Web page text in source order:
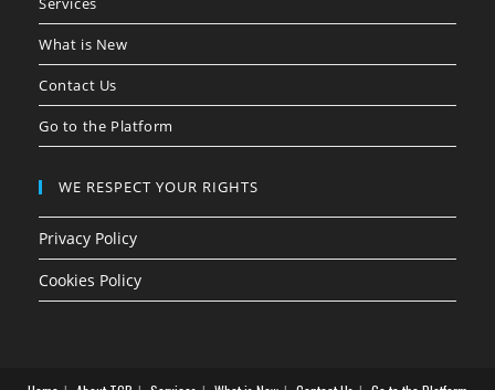
What is New
Contact Us
Go to the Platform
WE RESPECT YOUR RIGHTS
Privacy Policy
Cookies Policy